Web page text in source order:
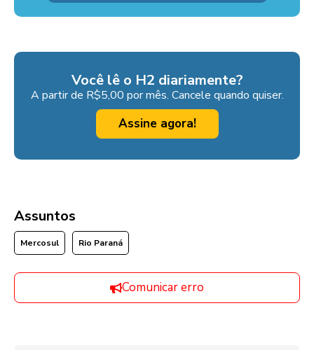
Você lê o H2 diariamente?
A partir de R$5,00 por mês. Cancele quando quiser.
Assine agora!
Assuntos
Mercosul Rio Paraná
Comunicar erro